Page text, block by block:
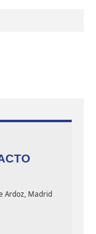
Ardoz, Madrid